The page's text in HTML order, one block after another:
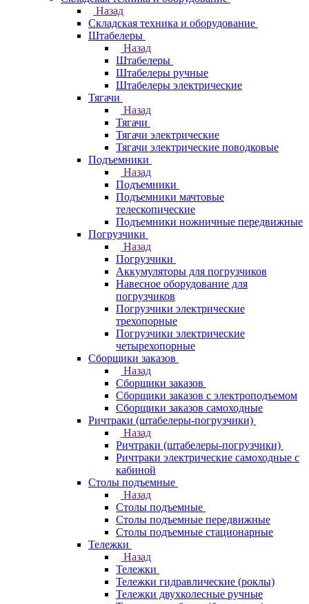
Назад
Складская техника и оборудование
Штабелеры
Назад
Штабелеры
Штабелеры ручные
Штабелеры электрические
Тягачи
Назад
Тягачи
Тягачи электрические
Тягачи электрические поводковые
Подъемники
Назад
Подъемники
Подъемники мачтовые
телескопические
Подъемники ножничные передвижные
Погрузчики
Назад
Погрузчики
Аккумуляторы для погрузчиков
Навесное оборудование для
погрузчиков
Погрузчики электрические
трехопорные
Погрузчики электрические
четырехопорные
Сборщики заказов
Назад
Сборщики заказов
Сборщики заказов с электроподъемом
Сборщики заказов самоходные
Ричтраки (штабелеры-погрузчики)
Назад
Ричтраки (штабелеры-погрузчики)
Ричтраки электрические самоходные с
кабиной
Столы подъемные
Назад
Столы подъемные
Столы подъемные передвижные
Столы подъемные стационарные
Тележки
Назад
Тележки
Тележки гидравлические (роклы)
Тележки двухколесные ручные